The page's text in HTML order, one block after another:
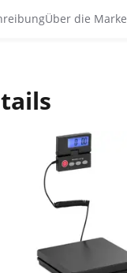
Über die Marke